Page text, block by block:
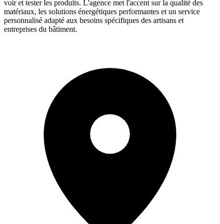
voir et tester les produits. L'agence met l'accent sur la qualité des
matériaux, les solutions énergétiques performantes et un service
personnalisé adapté aux besoins spécifiques des artisans et
entreprises du bâtiment.